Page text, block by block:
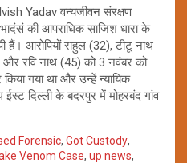
Yadav वन्यजीवन संरक्षण
की आपराधिक साजिश धारा के
हैं। आरोपियों राहुल (32), टीटू नाथ
रवि नाथ (45) को 3 नवंबर को
गया था और उन्हें न्यायिक
ईस्ट दिल्ली के बदरपुर में मोहरबंद गांव
Forensic, Got Custody,
Venom Case, up news,